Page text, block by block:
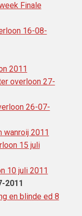
Finale
16-08-
2011
overloon 27-
26-07-
wanroij 2011
15 juli
10 juli 2011
2011
en blinde ed 8